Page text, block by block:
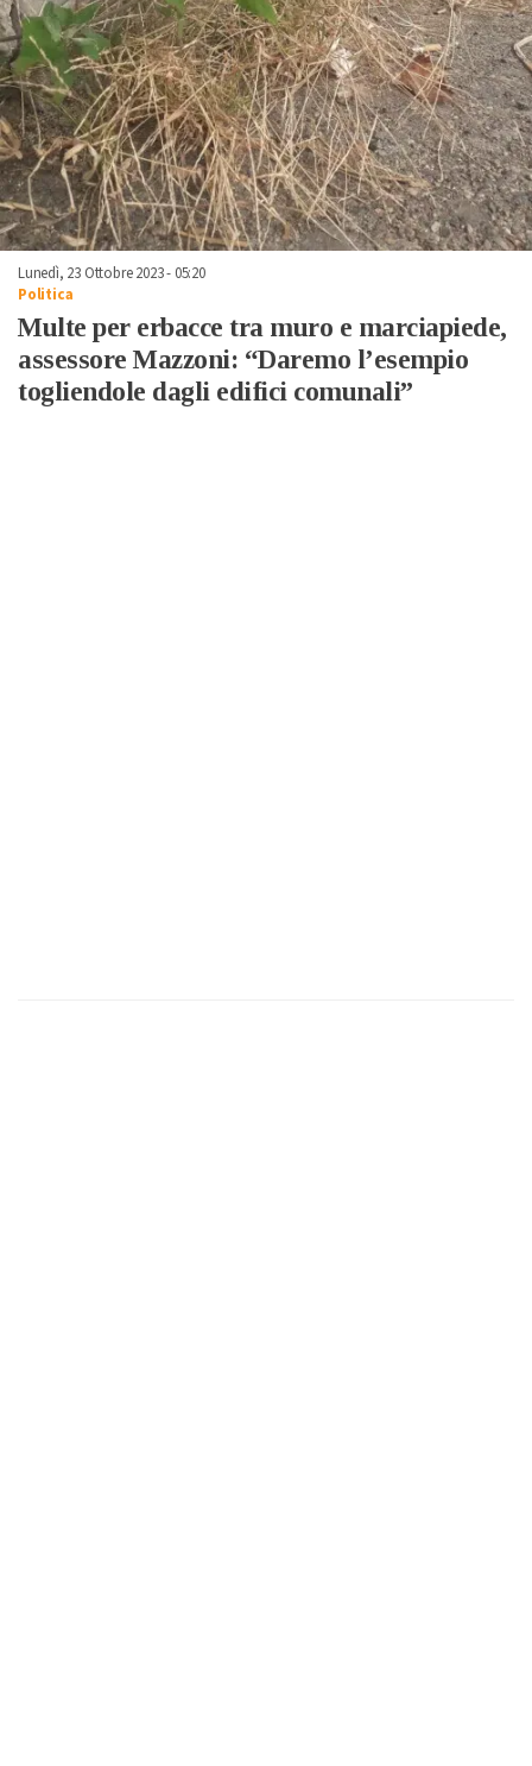
Lunedì, 23 Ottobre 2023 - 05:20
Politica
Multe per erbacce tra muro e marciapiede,
assessore Mazzoni: “Daremo l’esempio
togliendole dagli edifici comunali”